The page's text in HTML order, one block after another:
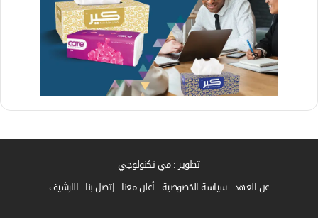
تطوير : مي تكنولوجي
عن العهد سياسة الخصوصية أعلن معنا إتصل بنا الارشيف